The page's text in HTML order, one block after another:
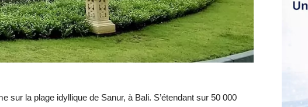
sur la plage idyllique de Sanur, à Bali. S’étendant sur 50 000